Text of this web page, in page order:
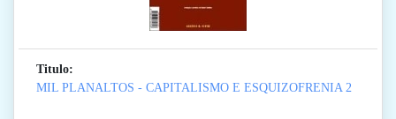
Titulo:
MIL PLANALTOS - CAPITALISMO E ESQUIZOFRENIA 2